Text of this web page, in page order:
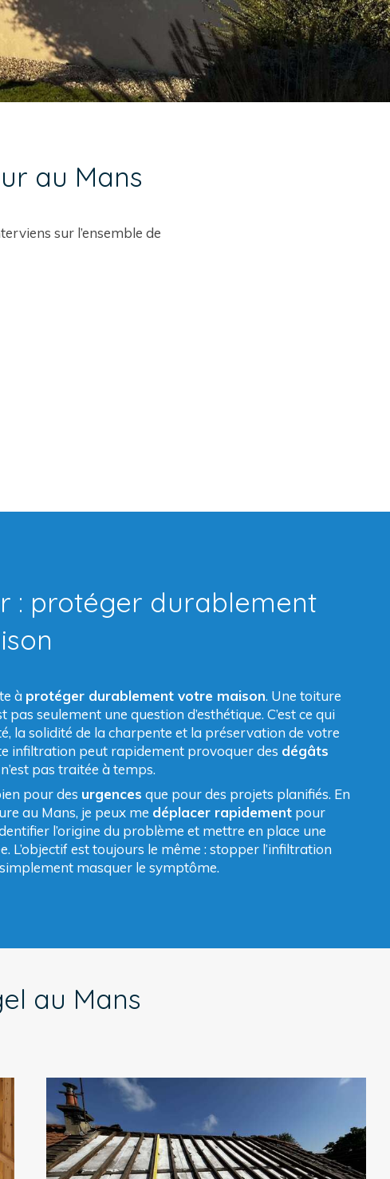
au Mans
sur l’ensemble de
: protéger durablement
à protéger durablement votre maison. Une toiture
pas seulement une question d’esthétique. C’est ce qui
la solidité de la charpente et la préservation de votre
infiltration peut rapidement provoquer des dégâts
pas traitée à temps.
pour des urgences que pour des projets planifiés. En
au Mans, je peux me déplacer rapidement pour
l’origine du problème et mettre en place une
L’objectif est toujours le même : stopper l’infiltration
masquer le symptôme.
au Mans